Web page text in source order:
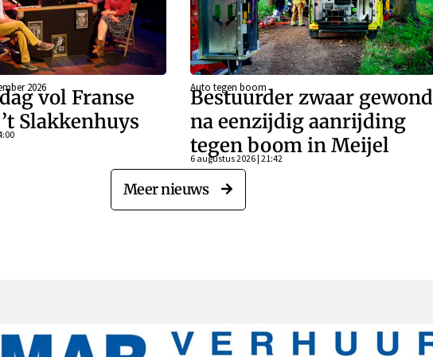
2026vol Franse
Slakkenhuys
Auto tegen boom
Bestuurder zwaar gewond
na eenzijdig aanrijding
tegen boom in Meijel
6 augustus 2026 | 21:42
Meer nieuws